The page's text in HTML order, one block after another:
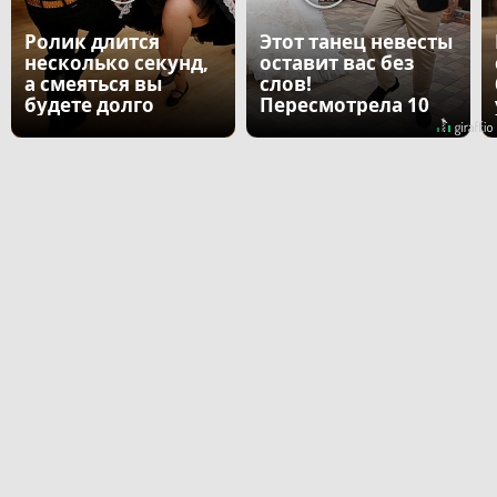
Ролик длится
несколько секунд,
а смеяться вы
будете долго
Этот танец невесты
оставит вас без
слов!
Пересмотрела 10